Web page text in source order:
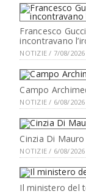
Francesco
incontravano
NOTIZIE / 7/08/2026
Campo
NOTIZIE / 6/08/2026
Cinzia Di
NOTIZIE / 6/08/2026
Il ministero del